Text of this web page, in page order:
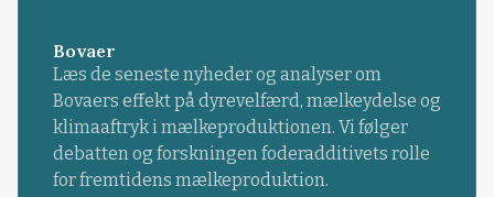
Bovaer
Læs de seneste nyheder og analyser om
Bovaers effekt på dyrevelfærd, mælkeydelse og
klimaaftryk i mælkeproduktionen. Vi følger
debatten og forskningen foderadditivets rolle
for fremtidens mælkeproduktion.